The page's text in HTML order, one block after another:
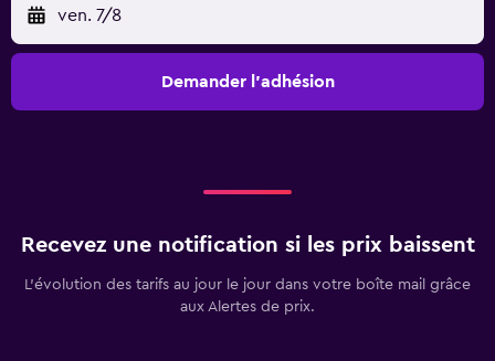
ven. 7/8
Demander l’adhésion
Recevez une notification si les prix baissent
L’évolution des tarifs au jour le jour dans votre boîte mail grâce
aux Alertes de prix.